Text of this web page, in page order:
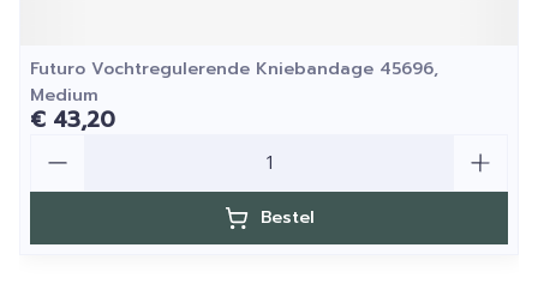
Futuro Vochtregulerende Kniebandage 45696,
Medium
€ 43,20
Bestel